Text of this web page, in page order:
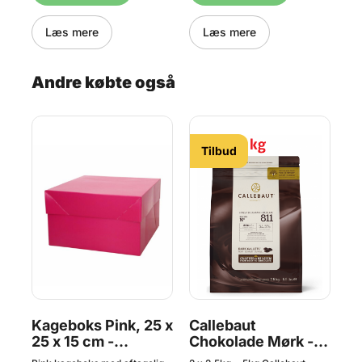
Læs mere Læs mere
Andre købte også
Kageboks Pink, 25 x
25 x 15 cm -
FunCakes
Tilbud
Callebaut
Chokolade Mørk -
54,5 % Kakao, 5 kg